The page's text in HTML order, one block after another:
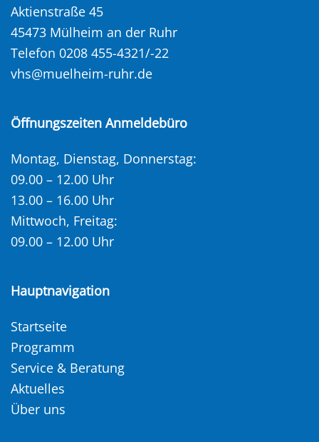
Aktienstraße 45
45473 Mülheim an der Ruhr
Telefon 0208 455-4321/-22
vhs@muelheim-ruhr.de
Öffnungszeiten Anmeldebüro
Montag, Dienstag, Donnerstag:
09.00 – 12.00 Uhr
13.00 – 16.00 Uhr
Mittwoch, Freitag:
09.00 – 12.00 Uhr
Hauptnavigation
Startseite
Programm
Service & Beratung
Aktuelles
Über uns